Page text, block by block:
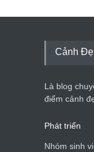
Cảnh
Là blog
điểm cảnh
Phát triển
Nhóm sinh